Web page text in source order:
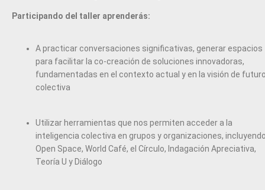
Participando del taller aprenderás:
A practicar conversaciones significativas, generar espacios
para facilitar la co-creación de soluciones innovadoras,
fundamentadas en el contexto actual y en la visión de
colectiva
Utilizar herramientas que nos permiten acceder a la
inteligencia colectiva en grupos y organizaciones,
Open Space, World Café, el Círculo, Indagación Apreciativa,
Teoría U y Diálogo